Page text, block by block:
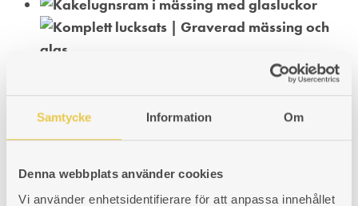
Samtycke Information Om
Denna webbplats använder cookies
Vi använder enhetsidentifierare för att anpassa innehållet
TILL TILL TILL
ÖNSKELISTA